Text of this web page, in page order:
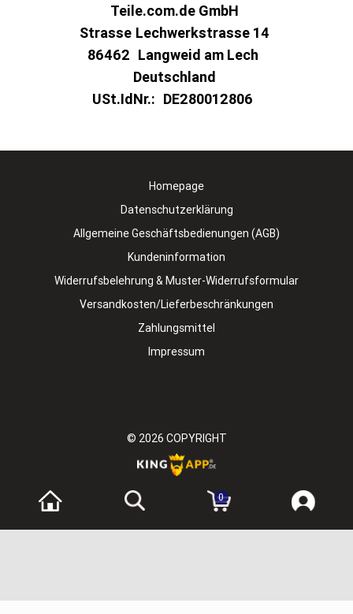
Teile.com.de GmbH
Strasse Lechwerkstrasse 14
86462 Langweid am Lech
Deutschland
USt.IdNr.: DE280012806
Homepage
Datenschutzerklärung
Allgemeine Geschäftsbedienungen (AGB)
Kundeninformation
Widerrufsbelehrung & Muster-Widerrufsformular
Versandkosten/Lieferbeschränkungen
Zahlungsmittel
Impressum
© 2026 COPYRIGHT
0